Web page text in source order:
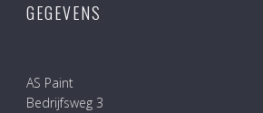
GEGEVENS
AS Paint
Bedrijfsweg 3